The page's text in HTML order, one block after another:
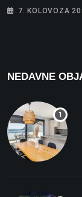
otišao u
7. KOLOVOZA
NEDAVNE